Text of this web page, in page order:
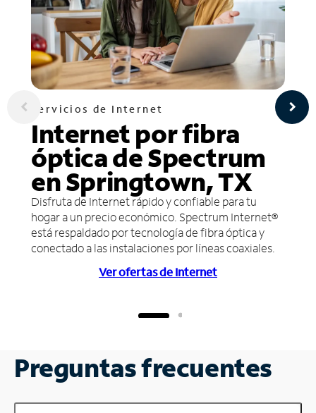
Servicios de Internet
Internet por fibra
óptica de Spectrum
en Springtown, TX
Disfruta de Internet rápido y confiable para tu
hogar a un precio económico. Spectrum Internet®
está respaldado por tecnología de fibra óptica y
conectado a las instalaciones por líneas coaxiales.
Ver ofertas de Internet
Preguntas frecuentes